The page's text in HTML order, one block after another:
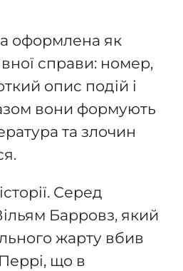
оформлена як
справи: номер,
опис подій і
вони формують
та злочин
Серед
Барровз, який
жарту вбив
що в